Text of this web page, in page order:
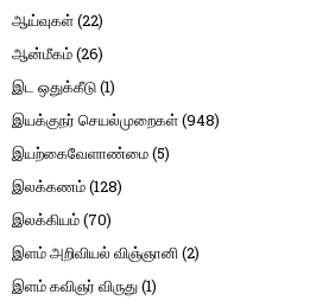
ஆய்வுகள்(22)
ஆன்மீகம்(26)
இட ஒதுக்கீடு(1)
இயக்குநர் செயல்முறைகள்(948)
இயற்கைவேளாண்மை(5)
இலக்கணம்(128)
இலக்கியம்(70)
இளம் அறிவியல் விஞ்ஞானி(2)
இளம் கவிஞர் விருது(1)